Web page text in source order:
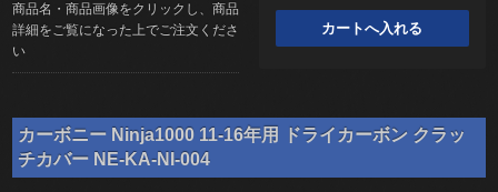
商品名・商品画像をクリックし、商品
詳細をご覧になった上でご注文くださ
い
カーボニー Ninja1000 11-16年用 ドライカーボン クラッ
チカバー NE-KA-NI-004